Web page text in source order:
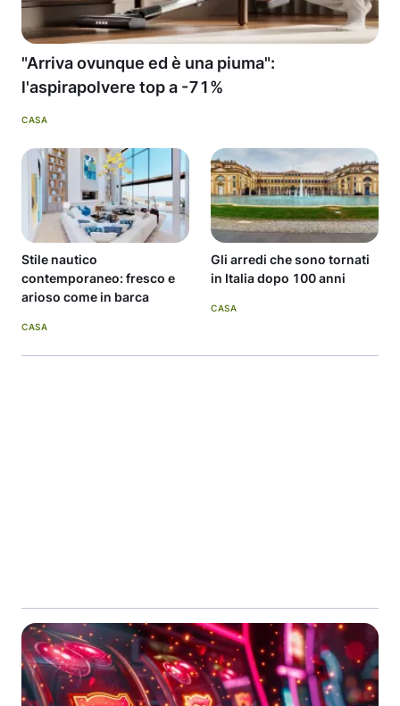
"Arriva ovunque ed è una piuma":
l'aspirapolvere top a -71%
CASA
Stile nautico
contemporaneo: fresco e
arioso come in barca
CASA
Gli arredi che sono tornati
in Italia dopo 100 anni
CASA